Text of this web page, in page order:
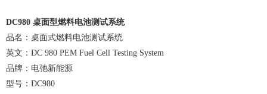
DC980 桌面型燃料电池测试系统
品名：桌面式燃料电池测试系统
英文：DC 980 PEM Fuel Cell Testing System
品牌：电弛新能源
型号：DC980